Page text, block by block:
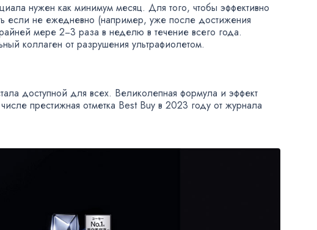
нужен как минимум месяц. Для того, чтобы эффективно
если не ежедневно (например, уже после достижения
мере 2−3 раза в неделю в течение всего года.
коллаген от разрушения ультрафиолетом.
доступной для всех. Великолепная формула и эффект
престижная отметка Best Buy в 2023 году от журнала